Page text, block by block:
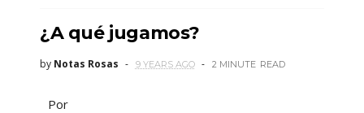
¿A qué jugamos?
by Notas Rosas 9 YEARS AGO 2 MINUTE READ
Por